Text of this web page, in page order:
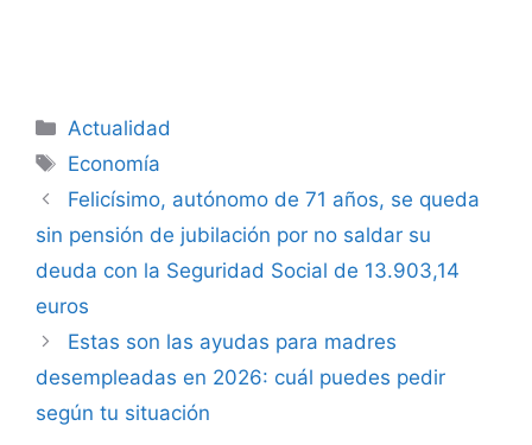
Categorías
Actualidad
Etiquetas
Economía
Felicísimo, autónomo de 71 años, se queda
sin pensión de jubilación por no saldar su
deuda con la Seguridad Social de 13.903,14
euros
Estas son las ayudas para madres
desempleadas en 2026: cuál puedes pedir
según tu situación